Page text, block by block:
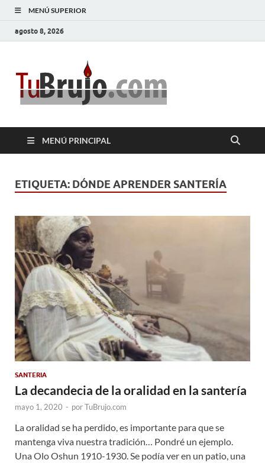
MENÚ SUPERIOR
agosto 8, 2026
MENÚ PRINCIPAL
ETIQUETA: DÓNDE APRENDER SANTERÍA
SANTERIA
La decandecia de la oralidad en la santería
mayo 1, 2020 - porTuBrujo.com
La oralidad se ha perdido, es importante para que se
mantenga viva nuestra tradición… Pondré un ejemplo.
Una Olo Oshun 1910-1930. Se podía ver en un patio, una